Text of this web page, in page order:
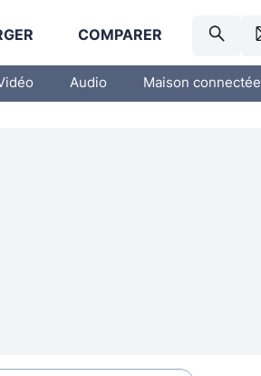
COMPARER
Audio Maison connectée